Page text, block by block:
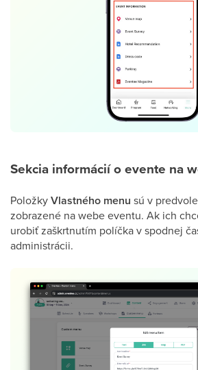
Sekcia informácií o evente na
PoložkyVlastného menu sú v
zobrazené na webe eventu. Ak ich
urobiť zaškrtnutím políčka v spodnej
administrácii.